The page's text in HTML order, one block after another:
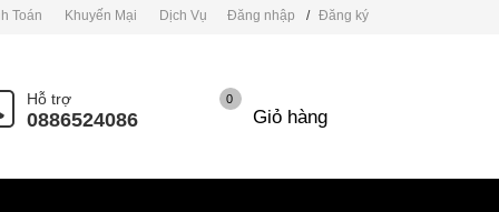
Đăng nhập / Đăng ký
Toán Khuyến Mại Dịch Vụ
Hỗ trợ
0886524086 Giỏ hàng
0